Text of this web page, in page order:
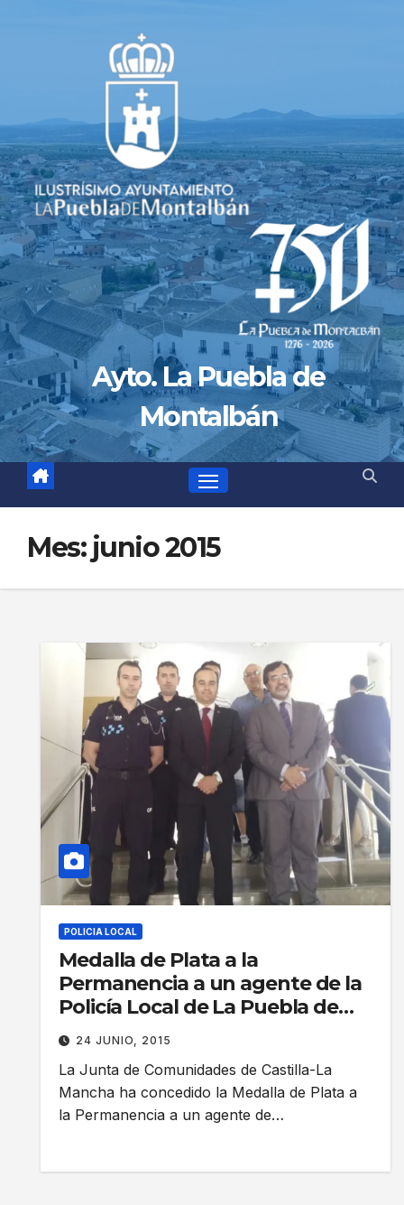
Ayto. La Puebla de
Montalbán
Mes: junio 2015
POLICIA LOCAL
Medalla de Plata a la
Permanencia a un agente de la
Policía Local de La Puebla de
Montalbán
24 JUNIO, 2015
La Junta de Comunidades de Castilla-La
Mancha ha concedido la Medalla de Plata a
la Permanencia a un agente de…